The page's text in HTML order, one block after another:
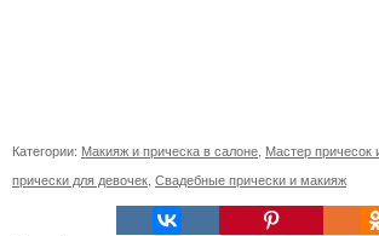
Категории: Макияж и прическа в салоне Мастер причесок
прически для девочек Свадебные прически и макияж